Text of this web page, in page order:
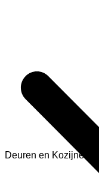
Deuren en Kozijnen